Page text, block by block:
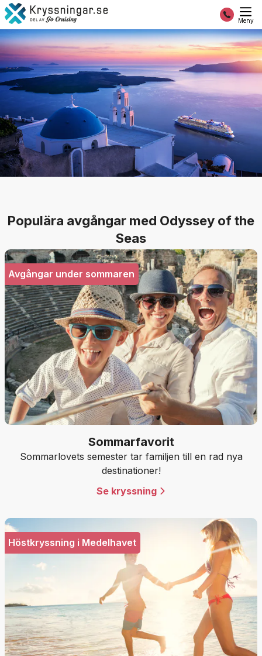
Meny
Populära avgångar med Odyssey of the
Seas
Avgångar under sommaren
Sommarfavorit
Sommarlovets semester tar familjen till en rad nya
destinationer!
Se kryssning
Höstkryssning i Medelhavet